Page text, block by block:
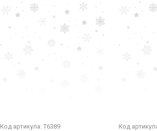
Код артикула: Т6389 Код